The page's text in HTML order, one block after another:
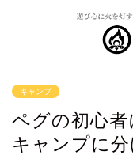
キャンプ
ペグの初心者
キャンプに分